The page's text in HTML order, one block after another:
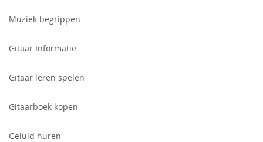
voor
Muziek begrippen
Gitaar Informatie
Gitaar leren spelen
Gitaarboek kopen
Geluid huren